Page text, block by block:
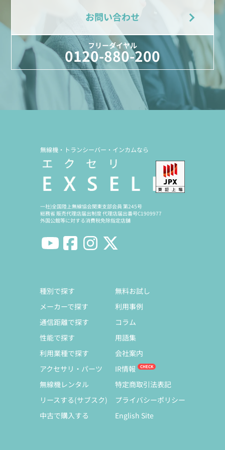
お問い合わせ
フリーダイヤル
0120-880-200
無線機・トランシーバー・インカムなら
一社)全国陸上無線協会関東支部会員 第245号
総務省 販売代理店届出制度 代理店届出番号C1909977
外国公館等に対する消費税免除指定店舗
種別で探す
メーカーで探す
通信距離で探す
性能で探す
利用業種で探す
アクセサリ・パーツ
無線機レンタル
リースする(サブスク)
中古で購入する
無料お試し
利用事例
コラム
用語集
会社案内
IR情報
特定商取引法表記
プライバシーポリシー
English Site